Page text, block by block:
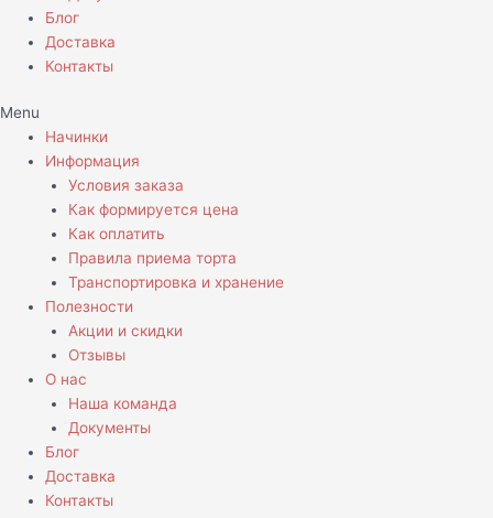
Блог
Доставка
Контакты
Menu
Начинки
Информация
Условия заказа
Как формируется цена
Как оплатить
Правила приема торта
Транспортировка и хранение
Полезности
Акции и скидки
Отзывы
О нас
Наша команда
Документы
Блог
Доставка
Контакты